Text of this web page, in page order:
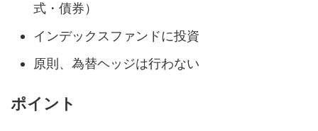
式・債券）
インデックスファンドに投資
原則、為替ヘッジは行わない
ポイント